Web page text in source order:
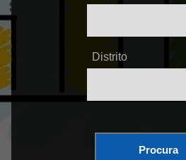
Distrito
Procura